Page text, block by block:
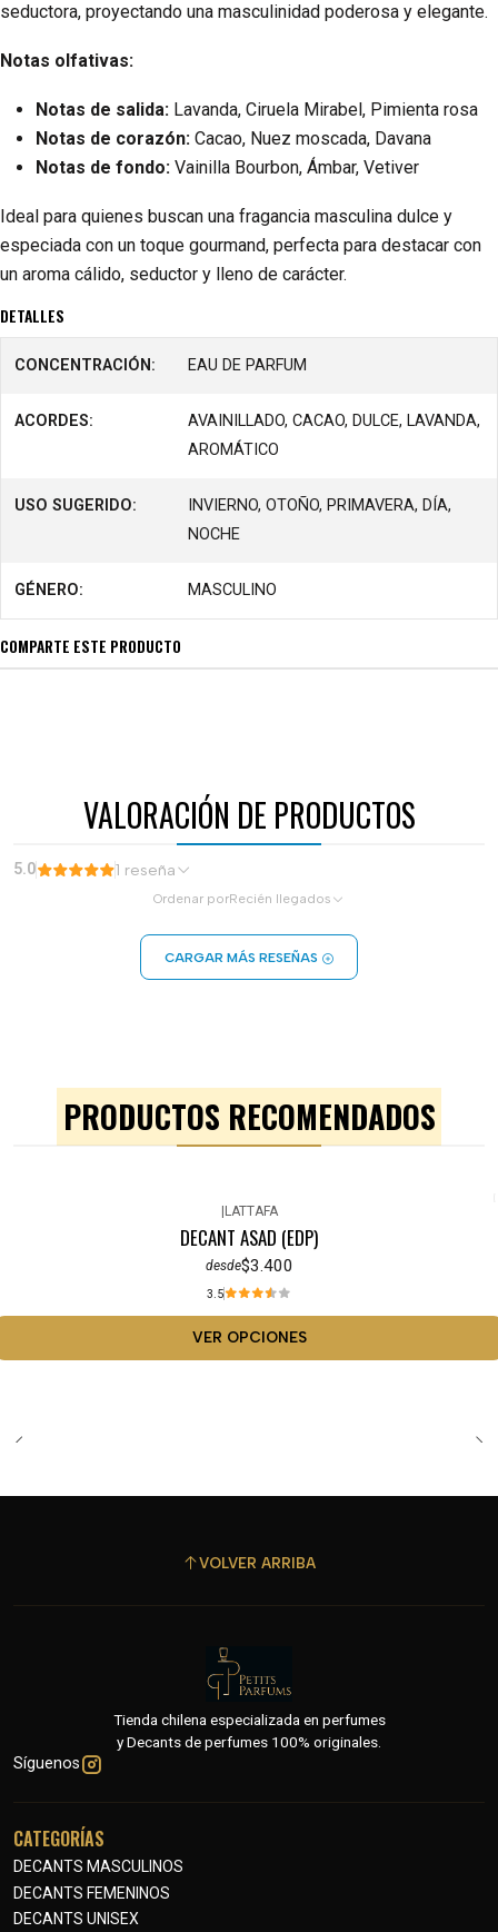
seductora, proyectando una masculinidad poderosa y elegante.
Notas olfativas:
Notas de salida: Lavanda, Ciruela Mirabel, Pimienta rosa
Notas de corazón: Cacao, Nuez moscada, Davana
Notas de fondo: Vainilla Bourbon, Ámbar, Vetiver
Ideal para quienes buscan una fragancia masculina dulce y
especiada con un toque gourmand, perfecta para destacar con
un aroma cálido, seductor y lleno de carácter.
DETALLES
CONCENTRACIÓN: EAU DE PARFUM
ACORDES:
AVAINILLADO, CACAO, DULCE, LAVANDA,
AROMÁTICO
USO SUGERIDO:
INVIERNO, OTOÑO, PRIMAVERA, DÍA,
NOCHE
GÉNERO: MASCULINO
COMPARTE ESTE PRODUCTO
VALORACIÓN DE PRODUCTOS
5.0 1 reseña
Ordenar porRecién llegados
CARGAR MÁS RESEÑAS
PRODUCTOS RECOMENDADOS
LATTAFA
DECANT ASAD (EDP)
desde$3.400
3.5
VER OPCIONES
VOLVER ARRIBA
Tienda chilena especializada en perfumes
y Decants de perfumes 100% originales.
Síguenos
CATEGORÍAS
DECANTS MASCULINOS
DECANTS FEMENINOS
DECANTS UNISEX